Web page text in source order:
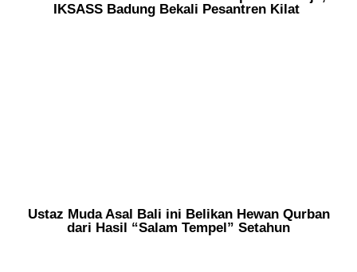
IKSASS Badung Bekali Pesantren Kilat
Ustaz Muda Asal Bali ini Belikan Hewan Qurban
dari Hasil “Salam Tempel” Setahun